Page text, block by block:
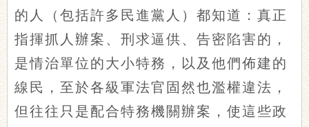
的人（包括許多民進黨人）都知道：真正
指揮抓人辦案、刑求逼供、告密陷害的，
是情治單位的大小特務，以及他們佈建的
線民，至於各級軍法官固然也濫權違法，
但往往只是配合特務機關辦案，使這些政